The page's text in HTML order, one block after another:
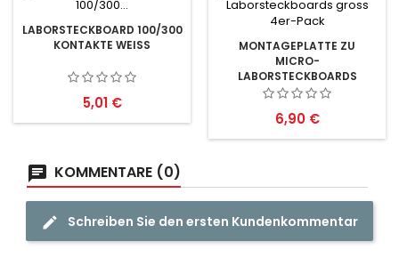
LABORSTECKBOARD 100/300
KONTAKTE WEISS
Preis
5,01 €
MONTAGEPLATTE ZU
MICRO-
LABORSTECKBOARDS
GROSS 4ER-PACK
Preis
6,90 €
KOMMENTARE (0)
Schreiben Sie den ersten Kundenkommentar